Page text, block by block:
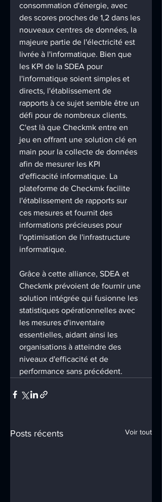
consommation d'énergie, avec
des scores proches de 1,2 dans les
nouveaux centres de données, la
majeure partie de l'électricité est
livrée à l'informatique. Bien que
les KPI de la SDEA pour
l'informatique soient simples et
directs, l'établissement de
rapports à ce sujet semble être un
défi pour de nombreux clients.
C'est là que Checkmk entre en
jeu en offrant une solution clé en
main pour la collecte de données
afin de mesurer les KPI
d'efficacité informatique. La
plateforme de Checkmk facilite
l'établissement de rapports sur
ces mesures et fournit des
informations précieuses pour
l'optimisation de l'infrastructure
informatique.
Grâce à cette alliance, SDEA et
Checkmk prévoient de fournir une
solution intégrée qui fusionne les
statistiques opérationnelles avec
les mesures d'inventaire
essentielles, aidant ainsi les
organisations à atteindre des
niveaux d'efficacité et de
performance sans précédent.
Posts récents Voir tout